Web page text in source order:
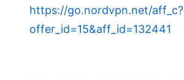
https://go.nordvpn.net/aff_c?
offer_id=15&aff_id=132441